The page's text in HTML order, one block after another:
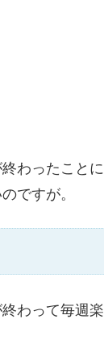
終わったこと
ですが。
終わって毎週